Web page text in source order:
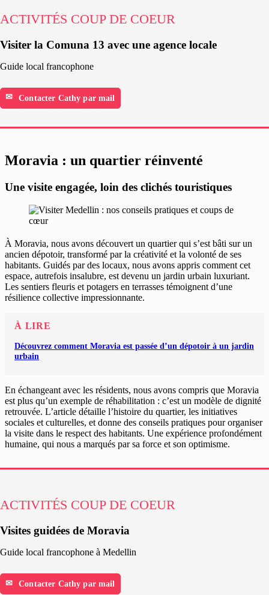
ACTIVITÉS COUP DE COEUR
Visiter la Comuna 13 avec une agence locale
Guide local francophone
Contacter Cathy par mail
Moravia : un quartier réinventé
Une visite engagée, loin des clichés touristiques
À Moravia, nous avons découvert un quartier qui s’est bâti sur un
ancien dépotoir, transformé par la créativité et la volonté de ses
habitants. Guidés par des locaux, nous avons appris comment cet
espace, autrefois insalubre, est devenu un jardin urbain luxuriant.
Les sentiers fleuris et potagers en terrasses témoignent d’une
résilience collective impressionnante.
À LIRE
Découvrez comment Moravia est passée d’un dépotoir à un jardin
urbain
En échangeant avec les résidents, nous avons compris que Moravia
est plus qu’un exemple de réhabilitation : c’est un modèle de dignité
retrouvée. L’article détaille l’histoire du quartier, les initiatives
sociales et culturelles, et donne des conseils pratiques pour organiser
la visite dans le respect des habitants. Une expérience profondément
humaine, qui nous a marqués par sa force et son optimisme.
ACTIVITÉS COUP DE COEUR
Visites guidées de Moravia
Guide local francophone à Medellin
Contacter Cathy par mail